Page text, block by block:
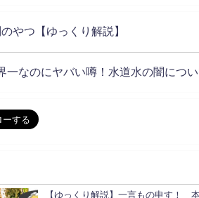
やつ【ゆっくり解説】
一なのにヤバい噂！水道水の闇につ
【ゆっくり解説】一言もの申す！